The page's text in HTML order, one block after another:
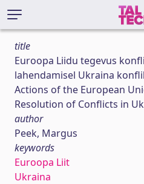
title
Euroopa Liidu tegevus
lahendamisel Ukraina
Actions of the European
Resolution of Conflicts in
author
Peek, Margus
keywords
Euroopa Liit
Ukraina